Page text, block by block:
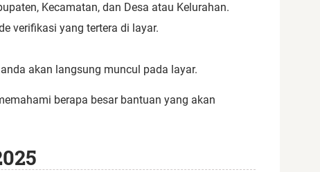
Kecamatan, dan Desa atau Kelurahan.
verifikasi yang tertera di layar.
akan langsung muncul pada layar.
berapa besar bantuan yang akan